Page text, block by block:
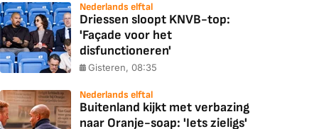
Nederlands elftal
Driessen sloopt KNVB-top:
'Façade voor het
disfunctioneren'
Gisteren, 08:35
Nederlands elftal
Buitenland kijkt met verbazing
naar Oranje-soap: 'Iets zieligs'